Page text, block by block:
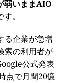
弱いままAIO
す。
る企業が急増
索の利用者が
公式発表
点で月間20億